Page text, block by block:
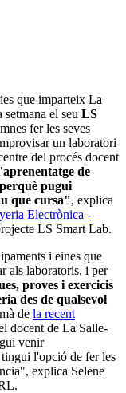
que imparteix La
el seu LS
fer les seves
un laboratori
del procés docent
de
pugui
que cursa", explica
Electrònica -
LS Smart Lab.
i eines que
als laboratoris, i per
proves i exercicis
des de qualsevol
de la recent
docent de La Salle-
venir
tingui l'opció de fer les
explica Selene